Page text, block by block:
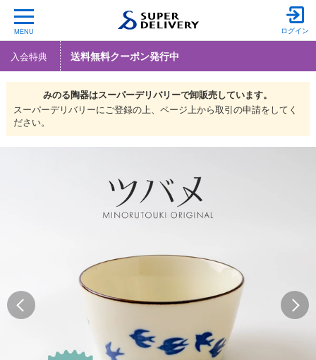
MENU ログイン
入会特典 送料無料クーポン発行中
みのる陶器はスーパーデリバリーで卸販売しています。
スーパーデリバリーにご登録の上、ページ上から取引の申請をしてく
ださい。